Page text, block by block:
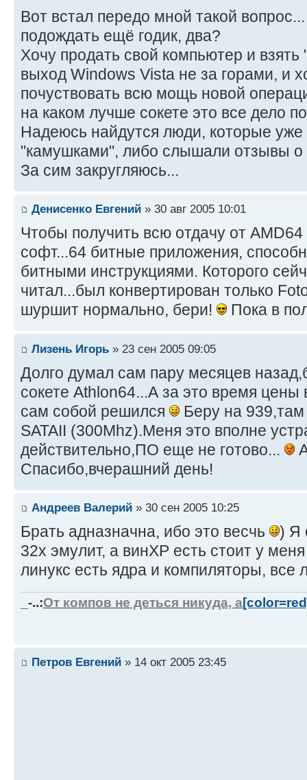
Вот встал передо мной такой
подождать ещё годик, два?
Хочу продать свой компьютер и
выход Windows Vista не за горами, и
почуствовать всю мощь новой
на каком лучше сокете это все дело
Надеюсь найдутся люди, которые уже
"камушками", либо слышали отзывы о
За сим закругляюсь...
Денисенко Евгений » 30 авг 2005 10:01
Чтобы получить всю отдачу от
софт...64 битные приложения,
битными инструкциями. Которого
читал...был конвертирован только
шуршит нормально, бери!
Пока в
Лизень Игорь » 23 сен 2005 09:05
Долго думал сам пару месяцев
сокете Athlon64...А за это время
сам собой решился
Беру на
SATAII (300Mhz).Меня это вполне
действительно,ПО еще не готово...
Спасибо,вчерашний день!
Андреев Валерий » 30 сен 2005 10:25
Брать адназначна, ибо это весчь
) Я
32х эмулит, а винХР есть стоит у
линукс есть ядра и компиляторы, все
_-..:От компов не деться никуда, а
Петров Евгений » 14 окт 2005 23:45